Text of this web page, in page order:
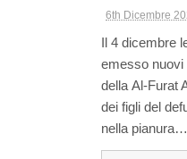
6th Dicembre
Il 4 dicembre
emesso nuovi
della Al-Furat
dei figli del
nella pianura…